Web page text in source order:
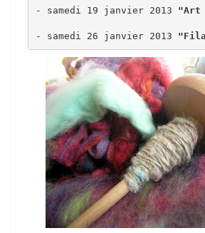
- samedi 19 janvier 2013 "Art
- samedi 26 janvier 2013